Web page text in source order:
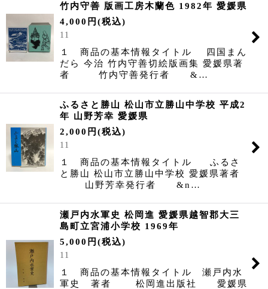
竹内守善 版画工房木蘭色 1982年 愛媛県
4,000 円 (税込)
11
１ 商品の基本情報タイトル 四国まん
だら 今治 竹内守善切絵版画集 愛媛県著
者 竹内守善発行者 &…
ふるさと勝山 松山市立勝山中学校 平成2
年 山野芳幸 愛媛県
2,000 円 (税込)
11
１ 商品の基本情報タイトル ふるさ
と勝山 松山市立勝山中学校 愛媛県著者
山野芳幸発行者 &n…
瀬戸内水軍史 松岡進 愛媛県越智郡大三
島町立宮浦小学校 1969年
5,000 円 (税込)
11
１ 商品の基本情報タイトル 瀬戸内水
軍史 著者 松岡進出版社 愛媛県